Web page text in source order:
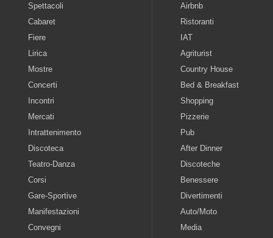
Spettacoli
Cabaret
Fiere
Lirica
Mostre
Concerti
Incontri
Mercati
Intrattenimento
Discoteca
Teatro-Danza
Corsi
Gare-Sportive
Manifestazioni
Convegni
Airbnb
Ristoranti
IAT
Agriturist
Country House
Bed & Breakfast
Shopping
Pizzerie
Pub
After Dinner
Discoteche
Benessere
Divertimenti
Auto/Moto
Media